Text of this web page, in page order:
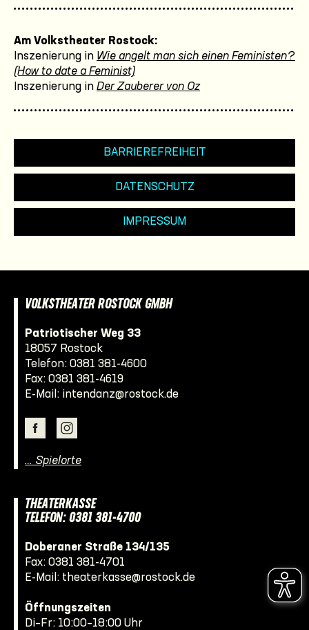
Am Volkstheater Rostock:
Inszenierung in Wie angelt man sich einen Feministen?
(How to date a Feminist)
Inszenierung in Der Zauberer von Oz
BARRIEREFREIHEIT
DATENSCHUTZ
IMPRESSUM
VOLKSTHEATER ROSTOCK GMBH
Patriotischer Weg 33
18057 Rostock
Telefon: 0381 381-4600
Fax: 0381 381-4619
E-Mail: intendanz@rostock.de
… Spielorte
THEATERKASSE
TELEFON: 0381 381-4700
Doberaner Straße 134/135
Fax: 0381 381-4701
E-Mail: theaterkasse@rostock.de
Öffnungszeiten
Di–Fr: 10:00–18:00 Uhr